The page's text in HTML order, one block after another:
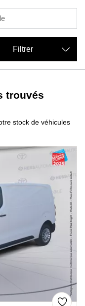
trouvés
stock de véhicules
Filtrer